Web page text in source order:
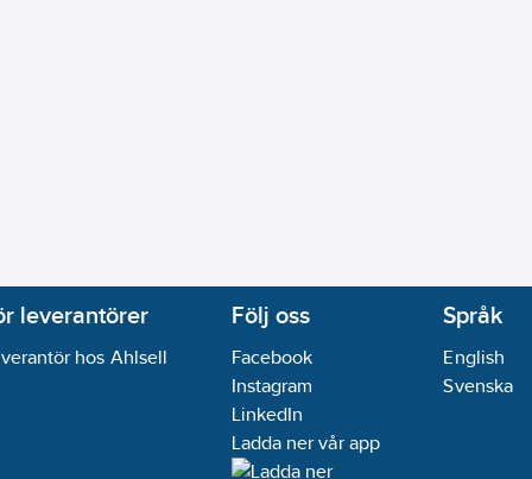
leverantörer
hos Ahlsell
Följ oss
Facebook
Instagram
LinkedIn
Ladda ner vår app
Språk
English
Svenska